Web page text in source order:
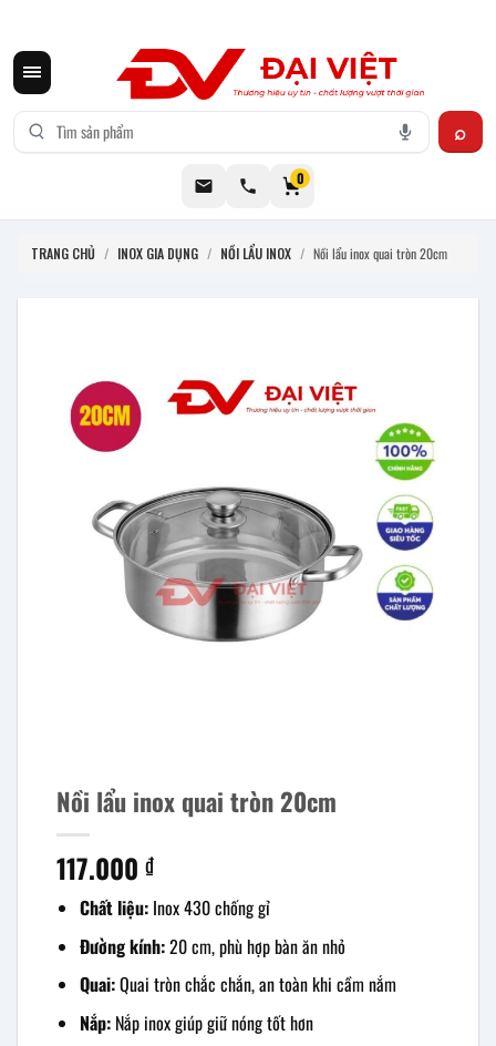
0
TRANG CHỦ / INOX GIA DỤNG / NỒI LẨU INOX / Nồi lẩu inox quai tròn 20cm
Nồi lẩu inox quai tròn 20cm
117.000 ₫
Chất liệu:Inox 430 chống gỉ
Đường kính:20 cm, phù hợp bàn ăn nhỏ
Quai:Quai tròn chắc chắn, an toàn khi cầm nắm
Nắp:Nắp inox giúp giữ nóng tốt hơn